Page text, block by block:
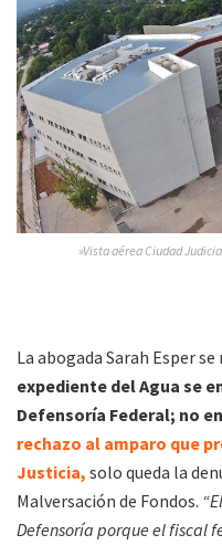
»Vista aérea Ciudad
La abogada Sarah Esper
expediente del Agua se
Defensoría Federal; no
rechazo al amparo que
Justicia, solo queda la
Malversación de Fondos.
Defensoría porque el fiscal